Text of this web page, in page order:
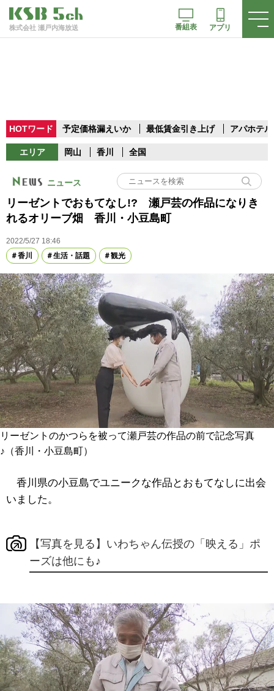
株式会社 瀬戸内海放送 番組表 アプリ
HOTワード 予定価格漏えいか 最低賃金引き上げ アパホテル
エリア 岡山 香川 全国
ニュース
リーゼントでおもてなし!? 瀬戸芸の作品になりき
れるオリーブ畑 香川・小豆島町
2022/5/27 18:46
香川
生活・話題 観光
リーゼントのかつらを被って瀬戸芸の作品の前で記念写真
♪（香川・小豆島町）
香川県の小豆島でユニークな作品とおもてなしに出会
いました。
【写真を見る】いわちゃん伝授の「映える」ポ
ーズは他にも♪